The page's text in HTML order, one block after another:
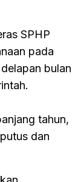
SPHP
pada
bulan
tahun,
dan